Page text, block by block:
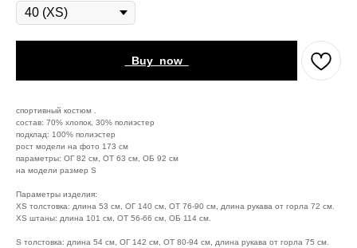
_Buy_now_
спортивный костюм .
состав: 70% хлопок, 30% полиэстер
подклад: 100% полиэстер
рост модели на фото 173 см
параметры: ОГ 82 см, ОТ 63 см, ОБ 92 см
на модели размер S
Параметры изделия:
XS толстовка: длина 53 см, ОГ 140 см, ОТ 76-90 см, длина рукава от горла 72 см.
XS штаны: длина 101 см, ОТ 56-66 см, ОБ 114 см.
S толстовка: длина 54 см, ОГ 142 см, ОТ 80-94 см, длина рукава от горла 75 см.